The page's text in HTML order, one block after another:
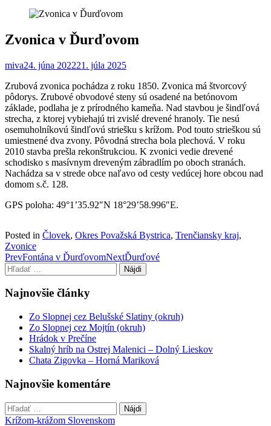
Zvonica v Ďurďovom
miva24. júna 202221. júla 2025
Zrubová zvonica pochádza z roku 1850. Zvonica má štvorcový
pôdorys. Zrubové obvodové steny sú osadené na betónovom
základe, podlaha je z prírodného kameňa. Nad stavbou je šindľová
strecha, z ktorej vybiehajú tri zvislé drevené hranoly. Tie nesú
osemuholníkovú šindľovú striešku s krížom. Pod touto strieškou sú
umiestnené dva zvony. Pôvodná strecha bola plechová. V roku
2010 stavba prešla rekonštrukciou. K zvonici vedie drevené
schodisko s masívnym dreveným zábradlím po oboch stranách.
Nachádza sa v strede obce naľavo od cesty vedúcej hore obcou nad
domom s.č. 128.
GPS poloha: 49°1’35.92″N 18°29’58.996″E.
Posted in Človek, Okres Považská Bystrica, Trenčiansky kraj,
Zvonice
Post
navigation
PrevFontána v ĎurďovomNextĎurďové
Hľadať:
Najnovšie články
Zo Slopnej cez Belušské Slatiny (okruh)
Zo Slopnej cez Mojtín (okruh)
Hrádok v Prečíne
Skalný hríb na Ostrej Malenici – Dolný Lieskov
Chata Zigovka – Horná Mariková
Najnovšie komentáre
Hľadať:
Krížom-krážom Slovenskom